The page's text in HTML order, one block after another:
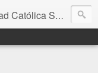
Antonio Murcia